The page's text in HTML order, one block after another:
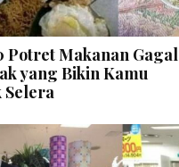
Potret Makanan Gagal
yang Bikin Kamu
Selera